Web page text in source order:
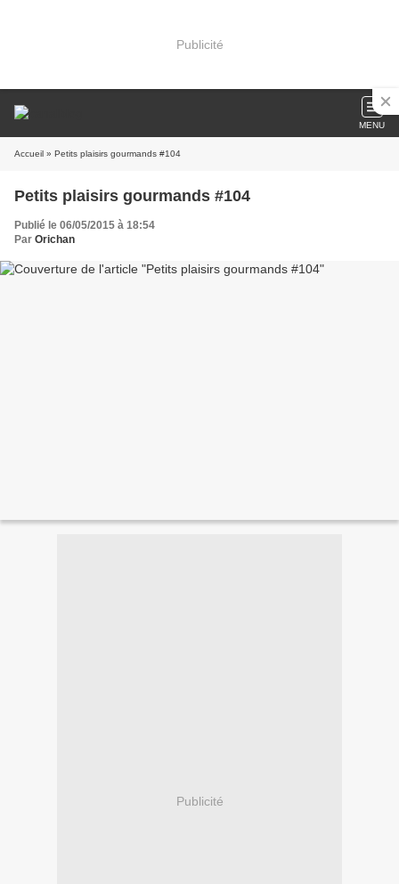
Publicité
MENU
Accueil » Petits plaisirs gourmands #104
Petits plaisirs gourmands #104
Publié le 06/05/2015 à 18:54
Par Orichan
Publicité